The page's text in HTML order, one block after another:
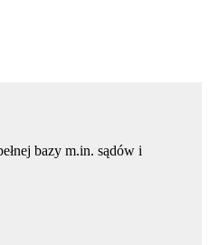
bazy m.in. sądów i